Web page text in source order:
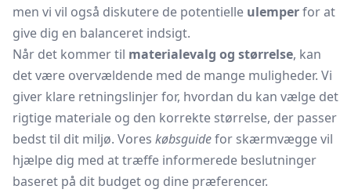
men vi vil også diskutere de potentielle ulemperfor at
give dig en balanceret indsigt.
Når det kommer til materialevalg og størrelse, kan
det være overvældende med de mange muligheder. Vi
giver klare retningslinjer for, hvordan du kan vælge det
rigtige materiale og den korrekte størrelse, der passer
bedst til dit miljø. Vores købsguidefor skærmvægge vil
hjælpe dig med at træffe informerede beslutninger
baseret på dit budget og dine præferencer.